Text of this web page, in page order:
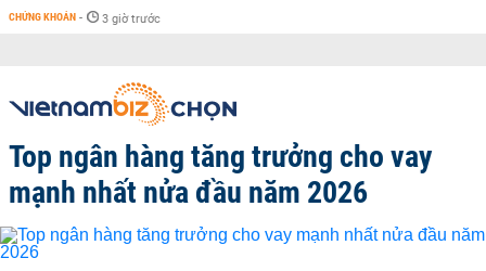
CHỨNG KHOÁN - 3 giờ trước
Top ngân hàng tăng trưởng cho vay
mạnh nhất nửa đầu năm 2026